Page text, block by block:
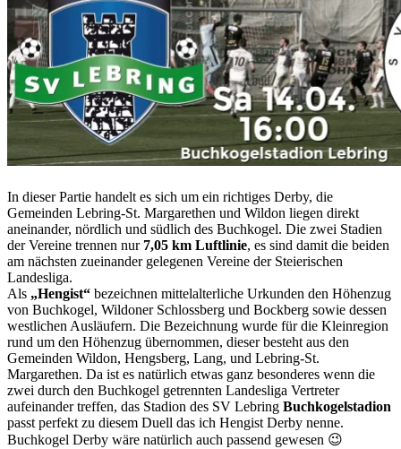
In dieser Partie handelt es sich um ein richtiges Derby, die
Gemeinden Lebring-St. Margarethen und Wildon liegen direkt
aneinander, nördlich und südlich des Buchkogel. Die zwei Stadien
der Vereine trennen nur 7,05 km Luftlinie, es sind damit die beiden
am nächsten zueinander gelegenen Vereine der Steierischen
Landesliga.
Als „Hengist“ bezeichnen mittelalterliche Urkunden den Höhenzug
von Buchkogel, Wildoner Schlossberg und Bockberg sowie dessen
westlichen Ausläufern. Die Bezeichnung wurde für die Kleinregion
rund um den Höhenzug übernommen, dieser besteht aus den
Gemeinden Wildon, Hengsberg, Lang, und Lebring-St.
Margarethen. Da ist es natürlich etwas ganz besonderes wenn die
zwei durch den Buchkogel getrennten Landesliga Vertreter
aufeinander treffen, das Stadion des SV Lebring Buchkogelstadion
passt perfekt zu diesem Duell das ich Hengist Derby nenne.
Buchkogel Derby wäre natürlich auch passend gewesen 😉